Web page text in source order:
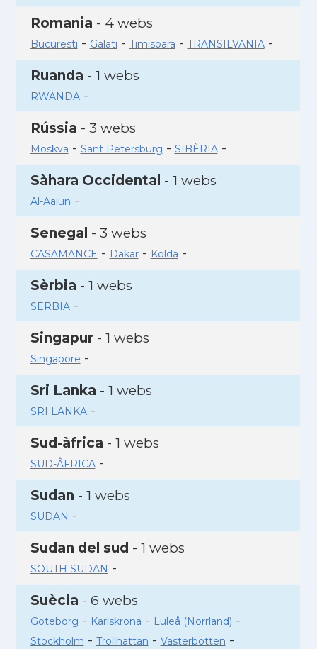
Romania - 4 webs
Bucuresti - Galati - Timisoara - TRANSILVANIA-
Ruanda - 1 webs
RWANDA-
Rússia - 3 webs
Moskva - Sant Petersburg - SIBÈRIA-
Sàhara Occidental - 1 webs
Al-Aaiun -
Senegal - 3 webs
CASAMANCE - Dakar- Kolda -
Sèrbia - 1 webs
SERBIA-
Singapur- 1 webs
Singapore -
Sri Lanka - 1 webs
SRI LANKA-
Sud-àfrica - 1 webs
SUD-ÂFRICA-
Sudan - 1 webs
SUDAN -
Sudan del sud - 1 webs
SOUTH SUDAN -
Suècia - 6 webs
Goteborg - Karlskrona - Luleå (Norrland) -
Stockholm - Trollhattan - Vasterbotten -